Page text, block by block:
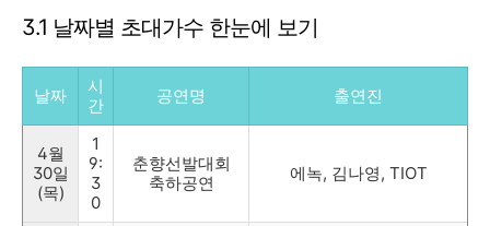
3.1 날짜별 초대가수 한눈에 보기
날짜
시
간
공연명 출연진
4월
30일
(목)
1
9:
3
0
춘향선발대회
축하공연
에녹, 김나영, TIOT